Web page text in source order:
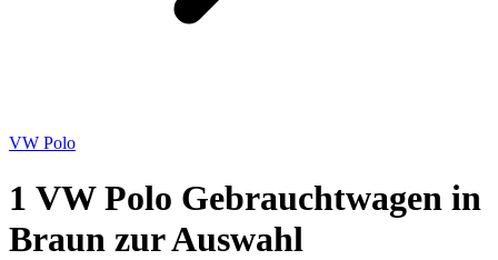
VW Polo
1 VW Polo Gebrauchtwagen in
Braun zur Auswahl